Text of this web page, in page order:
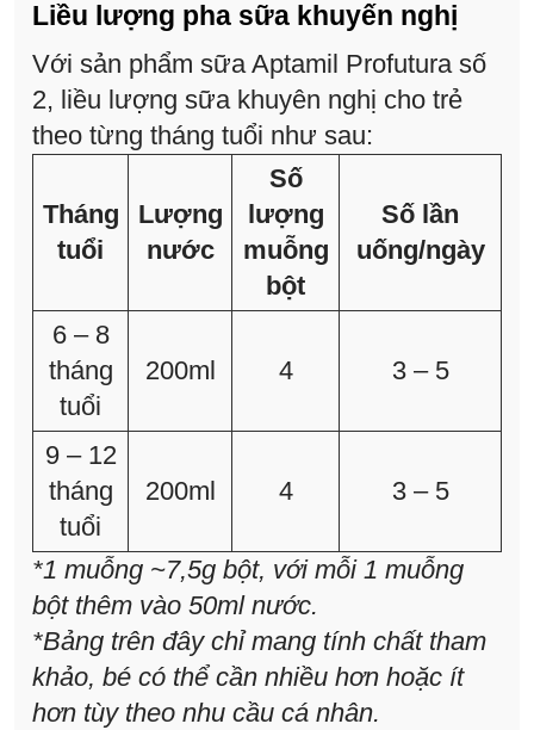
Liều lượng pha sữa khuyến nghị
Với sản phẩm sữa Aptamil Profutura số
2, liều lượng sữa khuyên nghị cho trẻ
theo từng tháng tuổi như sau:
Tháng
tuổi
Lượng
nước
Số
lượng
muỗng
bột
Số lần
uống/ngày
6 – 8
tháng
tuổi
200ml 4 3 – 5
9 – 12
tháng
tuổi
200ml 4 3 – 5
*1 muỗng ~7,5g bột, với mỗi 1 muỗng
bột thêm vào 50ml nước.
*Bảng trên đây chỉ mang tính chất tham
khảo, bé có thể cần nhiều hơn hoặc ít
hơn tùy theo nhu cầu cá nhân.